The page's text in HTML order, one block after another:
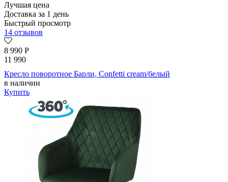
Лучшая цена
Доставка за 1 день
Быстрый просмотр
14 отзывов
8 990 Р
11 990
Кресло поворотное Барли, Confetti cream/белый
в наличии
Купить